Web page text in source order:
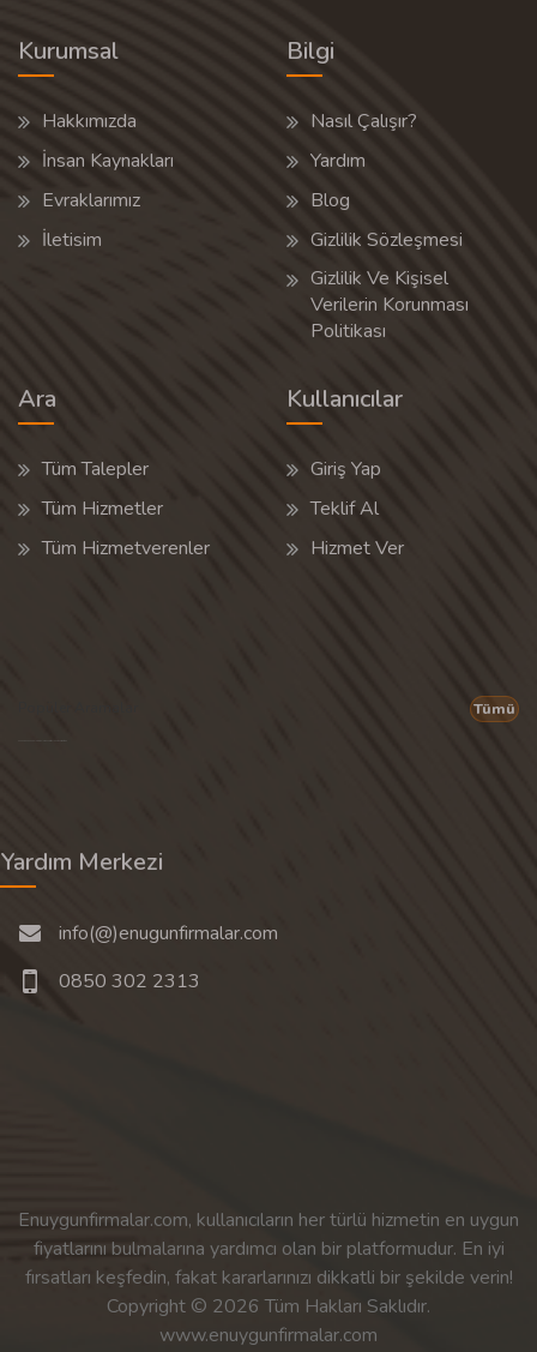
Kurumsal
Hakkımızda
İnsan Kaynakları
Evraklarımız
İletisim
Bilgi
Nasıl Çalışır?
Yardım
Blog
Gizlilik Sözleşmesi
Gizlilik Ve Kişisel
Verilerin Korunması
Politikası
Ara
Tüm Talepler
Tüm Hizmetler
Tüm Hizmetverenler
Kullanıcılar
Giriş Yap
Teklif Al
Hizmet Ver
Tümü
Yardım Merkezi
info(@)enugunfirmalar.com
0850 302 2313
Enuygunfirmalar.com, kullanıcıların her türlü hizmetin en uygun
fiyatlarını bulmalarına yardımcı olan bir platformudur. En iyi
fırsatları keşfedin, fakat kararlarınızı dikkatli bir şekilde verin!
Copyright © 2026 Tüm Hakları Saklıdır.
www.enuygunfirmalar.com